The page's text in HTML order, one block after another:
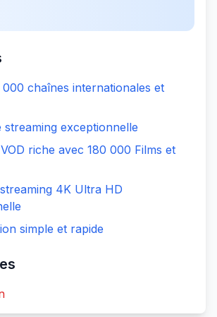
000 chaînes internationales et
streaming exceptionnelle
riche avec 180 000 Films et
4K Ultra HD
simple et rapide